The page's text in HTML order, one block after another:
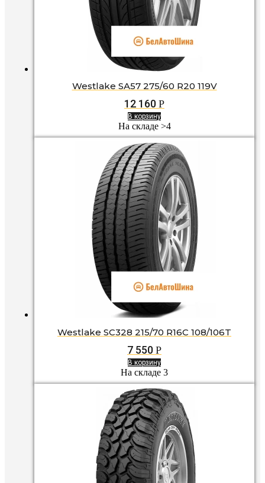
Westlake SA57 275/60 R20 119V
12 160 Р
В корзину
На складе >4
Westlake SC328 215/70 R16C 108/106T
7 550 Р
В корзину
На складе 3